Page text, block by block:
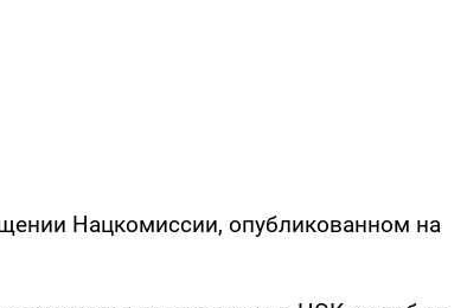
Нацкомиссии, опубликованном на